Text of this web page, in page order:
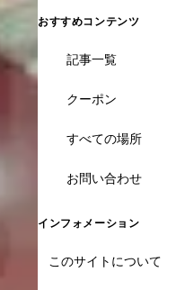
おすすめコンテンツ
記事一覧
クーポン
すべての場所
お問い合わせ
インフォメーション
このサイトについて